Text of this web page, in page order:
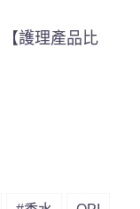
護理產品比